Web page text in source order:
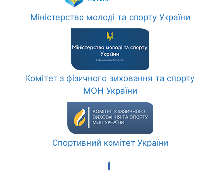
Міністерство молоді та спорту України
Комітет з фізичного виховання та спорту
МОН України
Спортивний комітет України